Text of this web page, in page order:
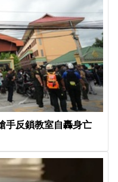
手反鎖教室自轟身亡